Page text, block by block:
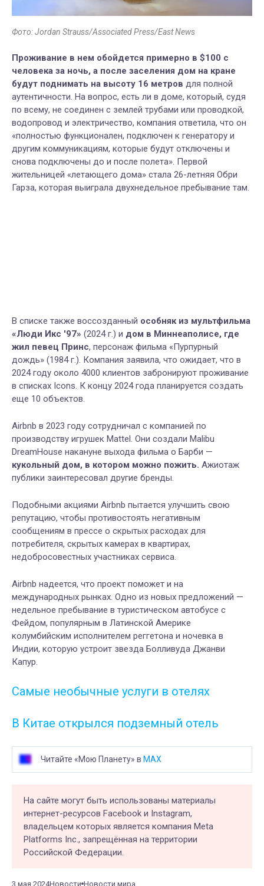
Фото: Jordan Strauss/Associated Press/East News
Проживание в нем обойдется примерно в $100 с
человека за ночь, а после заселения дом на кране
будут поднимать на высоту 16 метров для полной
аутентичности. На вопрос, есть ли в доме, который, судя
по всему, не соединен с землей трубами или проводкой,
водопровод и электричество, компания ответила, что он
«полностью функционален, подключен к генератору и
другим коммуникациям, которые будут отключены и
снова подключены до и после полета». Первой
жительницей «летающего дома» стала 26-летняя Обри
Гарза, которая выиграла двухнедельное пребывание там.
В списке также воссозданный особняк из мультфильма
«Люди Икс '97» (2024 г.) и дом в Миннеаполисе, где
жил певец Принс, персонаж фильма «Пурпурный
дождь» (1984 г.). Компания заявила, что ожидает, что в
2024 году около 4000 клиентов забронируют проживание
в списках Icons. К концу 2024 года планируется создать
еще 10 объектов.
Airbnb в 2023 году сотрудничал с компанией по
производству игрушек Mattel. Они создали Malibu
DreamHouse накануне выхода фильма о Барби —
кукольный дом, в котором можно пожить. Ажиотаж
публики заинтересовал другие бренды.
Подобными акциями Airbnb пытается улучшить свою
репутацию, чтобы противостоять негативным
сообщениям в прессе о скрытых расходах для
потребителя, скрытых камерах в квартирах,
недобросовестных участниках сервиса.
Airbnb надеется, что проект поможет и на
международных рынках. Одно из новых предложений —
недельное пребывание в туристическом автобусе с
Фейдом, популярным в Латинской Америке
колумбийским исполнителем реггетона и ночевка в
Индии, которую устроит звезда Болливуда Джанви
Капур.
Самые необычные услуги в отелях
В Китае открылся подземный отель
Читайте «Мою Планету» в MAX
На сайте могут быть использованы материалы
интернет-ресурсов Facebook и Instagram,
владельцем которых является компания Meta
Platforms Inc., запрещённая на территории
Российской Федерации.
3 мая 2024Новости Новости мира